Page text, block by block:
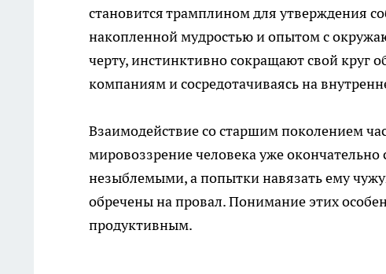
становится трамплином для утверждения
накопленной мудростью и опытом с
черту, инстинктивно сокращают свой
компаниям и сосредотачиваясь на
Взаимодействие со старшим поколением
мировоззрение человека уже
незыблемыми, а попытки навязать ему
обречены на провал. Понимание этих
продуктивным.